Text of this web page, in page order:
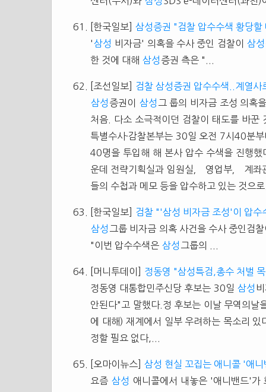
[한국일보] 삼성증권 "검찰 압수수색 황당할
'삼성 비자금' 의혹을 수사 중인 검찰이 삼성
한 것에 대해 삼성 증권 측은 "...
[조선일보]
검찰 삼성증권 압수수색..계열사
삼성 증권이 삼성 그 룹의 비자금 조성 의혹
처음. 다소 소극적이던 검찰이 태도를 바꾼
특별수사·감찰본부는 30일 오전 7시40분
40명을 투입해 해 본사 압수 수색을 진행
운데 전략기획실과 임원실， 영업부， 계
들의 수첩과 메모 등을 압수하고 있는 것으
[한국일보]
검찰 "'삼성 비자금 조성'이 압수
삼성 그룹 비자금 의혹 사건을 수사 중인검
"이번 압수수색은 삼성 그룹의 ...
[머니투데이]
정동영 "삼성특검,총수 처벌
정동영 대통합민주신당 후보는 30일 삼성
안된다"고 말했다.정 후보는 이날 무역의날
에 대해) 재계에서 일부 우려하는 목소리
정할 필요 없다,...
[오마이뉴스] 삼성 현실 꼬집는 애니콜 '애
요즘 삼성 애니콜에서 내놓은 '애니밴드'가